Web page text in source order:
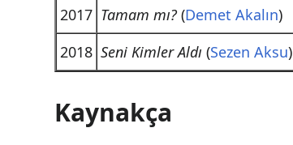
2017 Tamam mı?(Demet Akalın)
2018 Seni Kimler Aldı (Sezen Aksu)
Kaynakça